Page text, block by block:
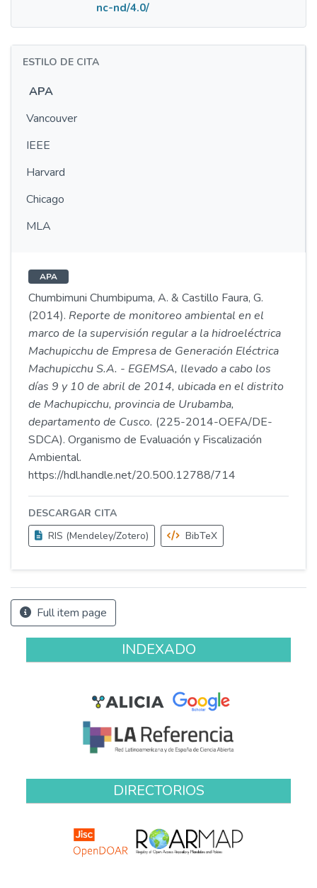
nc-nd/4.0/
ESTILO DE CITA
APA
Vancouver
IEEE
Harvard
Chicago
MLA
APA
Chumbimuni Chumbipuma, A. & Castillo Faura, G.
(2014). Reporte de monitoreo ambiental en el
marco de la supervisión regular a la hidroeléctrica
Machupicchu de Empresa de Generación Eléctrica
Machupicchu S.A. - EGEMSA, llevado a cabo los
días 9 y 10 de abril de 2014, ubicada en el distrito
de Machupicchu, provincia de Urubamba,
departamento de Cusco. (225-2014-OEFA/DE-
SDCA). Organismo de Evaluación y Fiscalización
Ambiental.
https://hdl.handle.net/20.500.12788/714
DESCARGAR CITA
RIS (Mendeley/Zotero)
BibTeX
Full item page
INDEXADO
DIRECTORIOS